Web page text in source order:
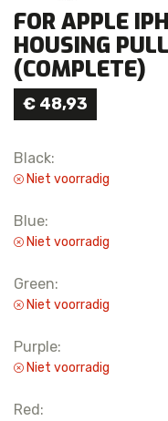
FOR APPLE
HOUSING
(COMPLETE)
€ 48,93
Black:
Niet voorradig
Blue:
Niet voorradig
Green:
Niet voorradig
Purple:
Niet voorradig
Red: